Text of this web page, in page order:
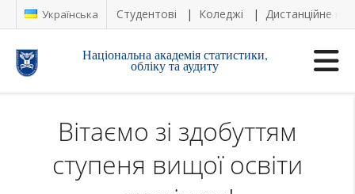
Українська Студентові Коледжі Дистанційне
Національна академія статистики,
обліку та аудиту
Вітаємо зі здобуттям
ступеня вищої освіти